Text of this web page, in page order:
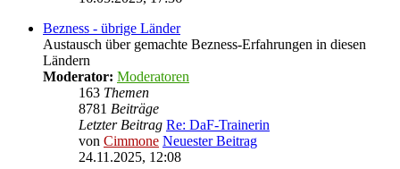
Bezness - übrige Länder
Austausch über gemachte Bezness-Erfahrungen in diesen
Ländern
Moderator: Moderatoren
163 Themen
8781 Beiträge
Letzter Beitrag Re: DaF-Trainerin
von Cimmone Neuester Beitrag
24.11.2025, 12:08